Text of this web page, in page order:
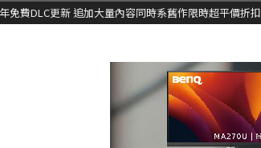
免費DLC更新 追加大量內容同時系舊作限時超平價折扣